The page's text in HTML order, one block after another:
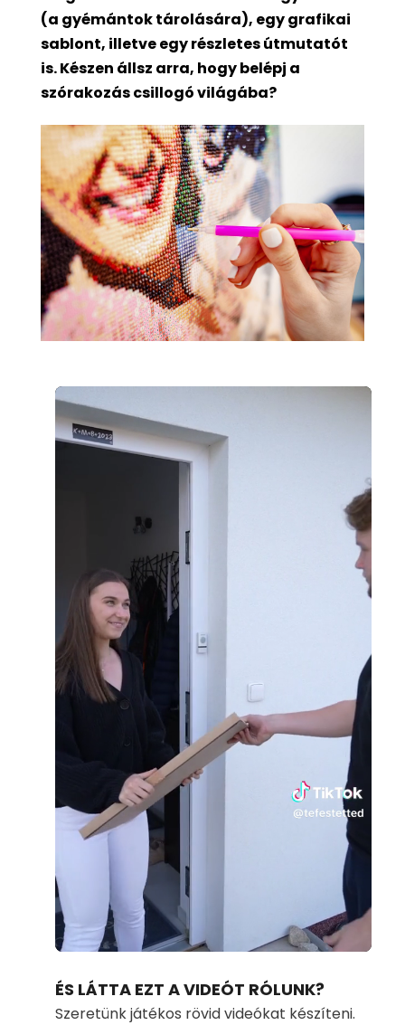
(a gyémántok tárolására), egy grafikai
sablont, illetve egy részletes útmutatót
is. Készen állsz arra, hogy belépj a
szórakozás csillogó világába?
Unmute Loaded
100.00%
ÉS LÁTTA EZT A VIDEÓT RÓLUNK?
Szeretünk játékos rövid videókat készíteni.